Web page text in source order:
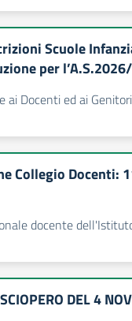
Scuole
per
ai Docenti ed ai
Collegio Docenti:
docente
DEL 4